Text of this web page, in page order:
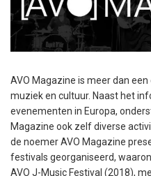
AVO Magazine is meer dan
muziek en cultuur. Naast het
evenementen in Europa,
Magazine ook zelf diverse
de noemer AVO Magazine
festivals georganiseerd,
AVO J-Music Festival (2018),